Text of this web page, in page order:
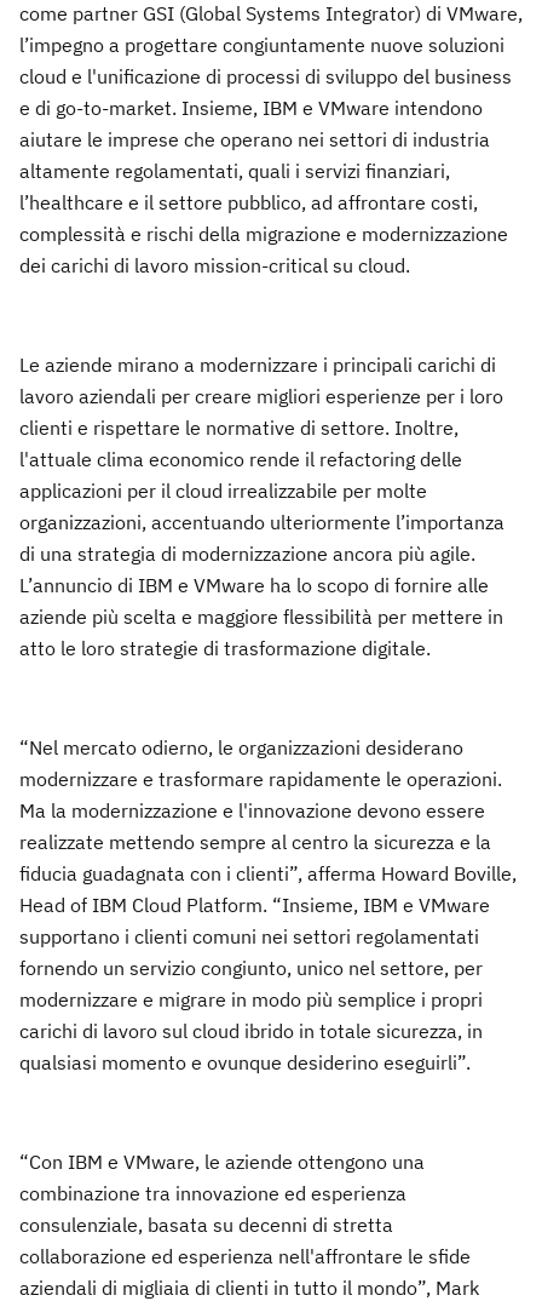
come partner GSI (Global Systems Integrator) di VMware,
l’impegno a progettare congiuntamente nuove soluzioni
cloud e l'unificazione di processi di sviluppo del business
e di go-to-market. Insieme, IBM e VMware intendono
aiutare le imprese che operano nei settori di industria
altamente regolamentati, quali i servizi finanziari,
l’healthcare e il settore pubblico, ad affrontare costi,
complessità e rischi della migrazione e modernizzazione
dei carichi di lavoro mission-critical su cloud.
Le aziende mirano a modernizzare i principali carichi di
lavoro aziendali per creare migliori esperienze per i loro
clienti e rispettare le normative di settore. Inoltre,
l'attuale clima economico rende il refactoring delle
applicazioni per il cloud irrealizzabile per molte
organizzazioni, accentuando ulteriormente l’importanza
di una strategia di modernizzazione ancora più agile.
L’annuncio di IBM e VMware ha lo scopo di fornire alle
aziende più scelta e maggiore flessibilità per mettere in
atto le loro strategie di trasformazione digitale.
“Nel mercato odierno, le organizzazioni desiderano
modernizzare e trasformare rapidamente le operazioni.
Ma la modernizzazione e l'innovazione devono essere
realizzate mettendo sempre al centro la sicurezza e la
fiducia guadagnata con i clienti”, afferma Howard Boville,
Head of IBM Cloud Platform. “Insieme, IBM e VMware
supportano i clienti comuni nei settori regolamentati
fornendo un servizio congiunto, unico nel settore, per
modernizzare e migrare in modo più semplice i propri
carichi di lavoro sul cloud ibrido in totale sicurezza, in
qualsiasi momento e ovunque desiderino eseguirli”.
“Con IBM e VMware, le aziende ottengono una
combinazione tra innovazione ed esperienza
consulenziale, basata su decenni di stretta
collaborazione ed esperienza nell'affrontare le sfide
aziendali di migliaia di clienti in tutto il mondo”, Mark